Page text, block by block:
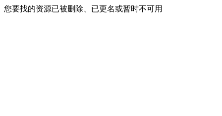
您要找的资源已被删除、已更名或暂时不可用